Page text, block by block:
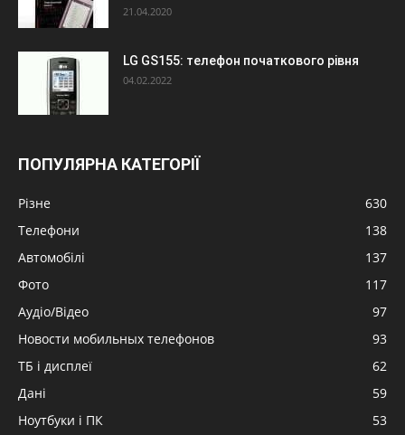
21.04.2020
LG GS155: телефон початкового рівня
04.02.2022
ПОПУЛЯРНА КАТЕГОРІЇ
Різне
630
Телефони
138
Автомобілі
137
Фото
117
Аудіо/Відео
97
Новости мобильных телефонов
93
ТБ і дисплеї
62
Дані
59
Ноутбуки і ПК
53